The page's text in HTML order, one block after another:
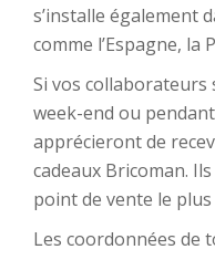
s’installe également
comme l’Espagne, la
Si vos collaborateurs
week-end ou
apprécieront de
cadeaux Bricoman.
point de vente le
Les coordonnées de